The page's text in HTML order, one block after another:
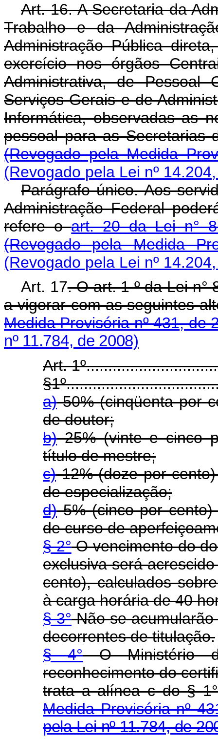
Art. 16. A Secretaria da
Trabalho e da
Administração Pública
exercício nos órgãos
Administrativa, de Pessoal
Serviços Gerais e de
Informática, observadas as
pessoal para as
(Revogado pela Medida
(Revogado pela Lei nº
Parágrafo único. Aos
Administração Federal
refere oart. 20 da Lei n°
(Revogado pela Medida
(Revogado pela Lei nº
Art. 17. O art. 1 º da Lei n°
a vigorar com as
Medida Provisória nº 431, de
nº 11.784, de 2008)
Art.
a)50% (cinqüenta por
de doutor;
b)25% (vinte e cinco
título de mestre;
c)12% (doze por
de especialização;
d)5% (cinco por cento)
de curso de
§ 2°O vencimento do
exclusiva será
cento), calculados
à carga horária de 40
§ 3°Não se acumularão
decorrentes de titulação.
§ 4°O Ministério
reconhecimento do
trata a alínea c
Medida Provisória nº
pela Lei nº 11.784, de